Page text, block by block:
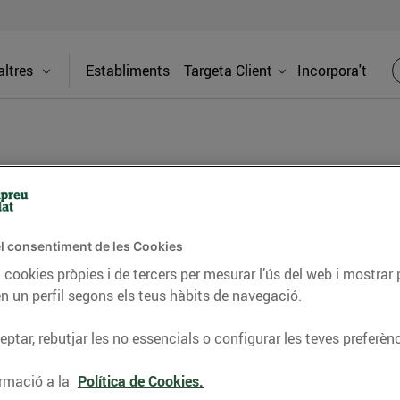
Establiments Targeta Client Incorpora't
PREMSA
dels supermercats Bonpreu i Esclat a través de la
consentiment de les Cookies
pròpies i de tercers per mesurar l’ús del web i
un perfil segons els teus hàbits de navegació.
rebutjar les no essencials o configurar les teves
a la Política de Cookies.